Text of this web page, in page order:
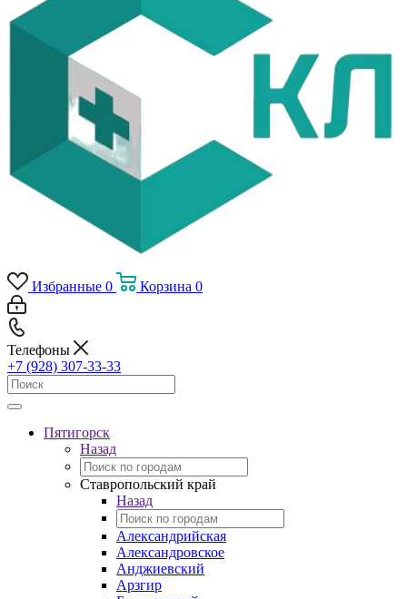
Избранные 0 Корзина 0
Телефоны
+7 (928) 307-33-33
Пятигорск
Назад
Ставропольский край
Назад
Александрийская
Александровское
Анджиевский
Арзгир